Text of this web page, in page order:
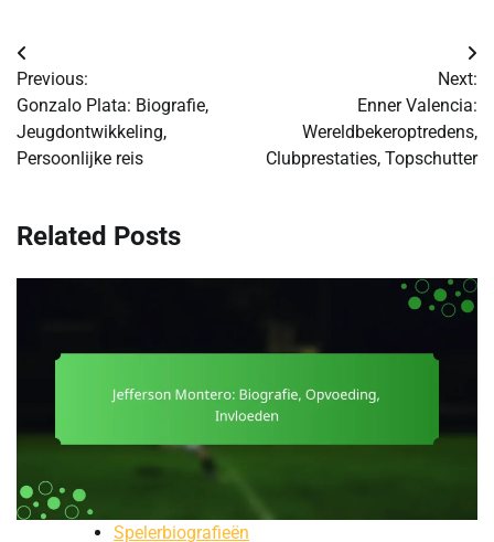
Post
navigation
Previous:
Gonzalo Plata: Biografie,
Jeugdontwikkeling,
Persoonlijke reis
Next:
Enner Valencia:
Wereldbekeroptredens,
Clubprestaties, Topschutter
Related Posts
Spelerbiografieën